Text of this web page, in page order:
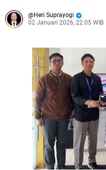
Heri Suprayogi
02 Januari 2026, 22.05 WIB